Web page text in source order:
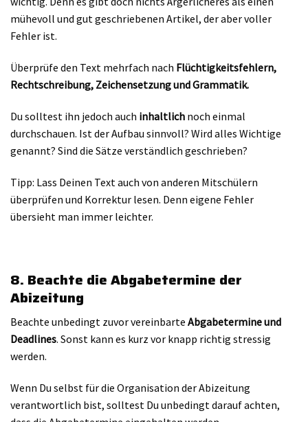
mühevoll und gut geschriebenen Artikel, der aber voller
Fehler ist.
Überprüfe den Text mehrfach nach Flüchtigkeitsfehlern,
Rechtschreibung, Zeichensetzung und Grammatik.
Du solltest ihn jedoch auch inhaltlich noch einmal
durchschauen. Ist der Aufbau sinnvoll? Wird alles Wichtige
genannt? Sind die Sätze verständlich geschrieben?
Tipp: Lass Deinen Text auch von anderen Mitschülern
überprüfen und Korrektur lesen. Denn eigene Fehler
übersieht man immer leichter.
8. Beachte die Abgabetermine der
Abizeitung
Beachte unbedingt zuvor vereinbarte Abgabetermine und
Deadlines. Sonst kann es kurz vor knapp richtig stressig
werden.
Wenn Du selbst für die Organisation der Abizeitung
verantwortlich bist, solltest Du unbedingt darauf achten,